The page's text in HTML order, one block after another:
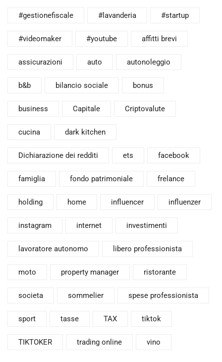
#gestionefiscale #lavanderia #startup
#videomaker #youtube affitti brevi
assicurazioni auto autonoleggio
b&b bilancio sociale bonus
business Capitale Criptovalute
cucina dark kitchen
Dichiarazione dei redditi ets facebook
famiglia fondo patrimoniale frelance
holding home influencer influenzer
instagram internet investimenti
lavoratore autonomo libero professionista
moto property manager ristorante
societa sommelier spese professionista
sport tasse TAX tiktok
TIKTOKER trading online vino